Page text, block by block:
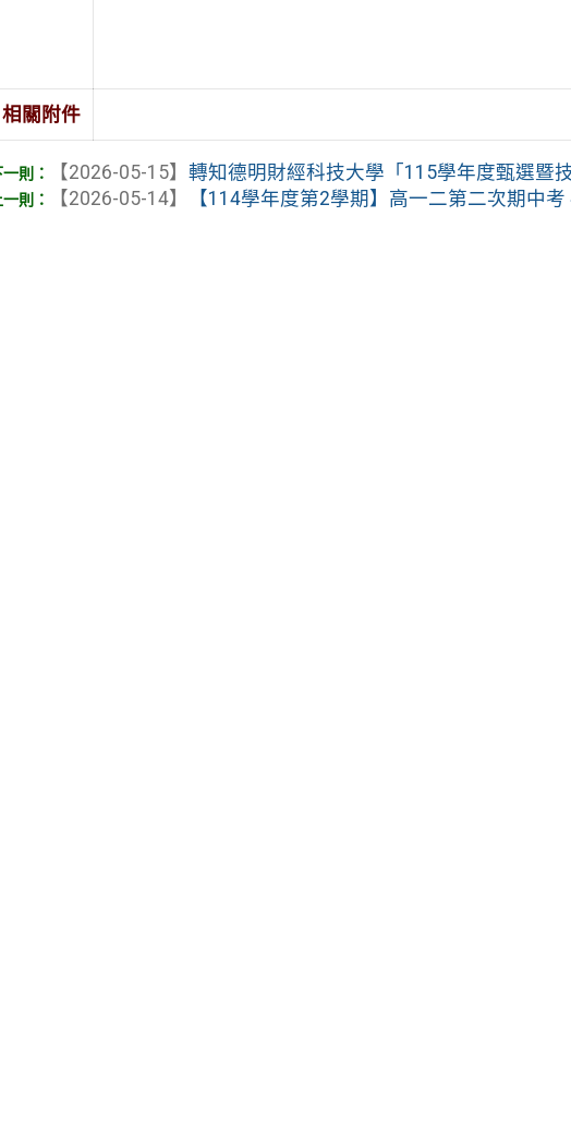
相關附件
【2026-05-15】轉知德明財經科技大學「115學年度甄選暨
【2026-05-14】
【114學年度第2學期】高一二第二次期中